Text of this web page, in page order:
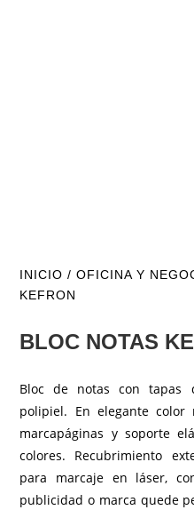
INICIO /OFICINA Y
KEFRON
BLOC NOTAS
Bloc de notas con tapas
polipiel. En elegante color
marcapáginas y soporte
colores. Recubrimiento
para marcaje en láser,
publicidad o marca quede